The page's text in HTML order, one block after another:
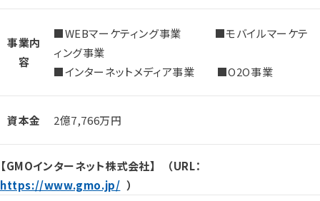
事業内
容
■WEBマーケティング事業 ■モバイルマーケテ
ィング事業
■インターネットメディア事業 ■O2O事業
資本金 2億7,766万円
【GMOインターネット株式会社】 （URL：
https://www.gmo.jp/ ）